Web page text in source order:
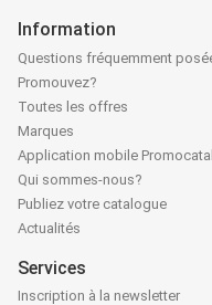
Information
Questions fréquemment
Promouvez?
Toutes les offres
Marques
Application mobile
Qui sommes-nous?
Publiez votre catalogue
Actualités
Services
Inscription à la newsletter